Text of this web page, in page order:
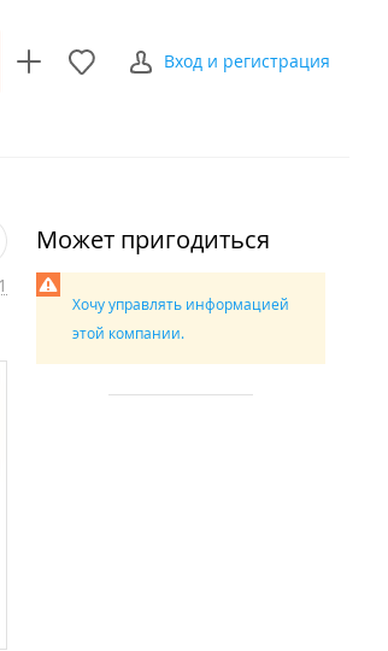
Вход и регистрация
Может пригодиться
Хочу управлять информацией
этой компании.